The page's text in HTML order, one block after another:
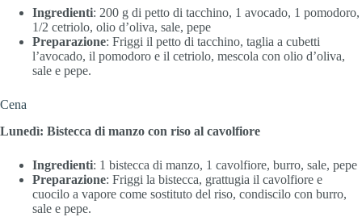
Ingredienti: 200 g di petto di tacchino, 1 avocado, 1 pomodoro,
1/2 cetriolo, olio d’oliva, sale, pepe
Preparazione: Friggi il petto di tacchino, taglia a cubetti
l’avocado, il pomodoro e il cetriolo, mescola con olio d’oliva,
sale e pepe.
Cena
Lunedì: Bistecca di manzo con riso al cavolfiore
Ingredienti: 1 bistecca di manzo, 1 cavolfiore, burro, sale, pepe
Preparazione: Friggi la bistecca, grattugia il cavolfiore e
cuocilo a vapore come sostituto del riso, condiscilo con burro,
sale e pepe.